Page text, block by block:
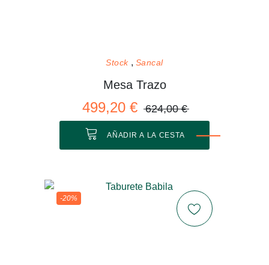
Stock Sancal
Mesa Trazo
499,20 € 624,00 €
AÑADIR A LA CESTA
-20%